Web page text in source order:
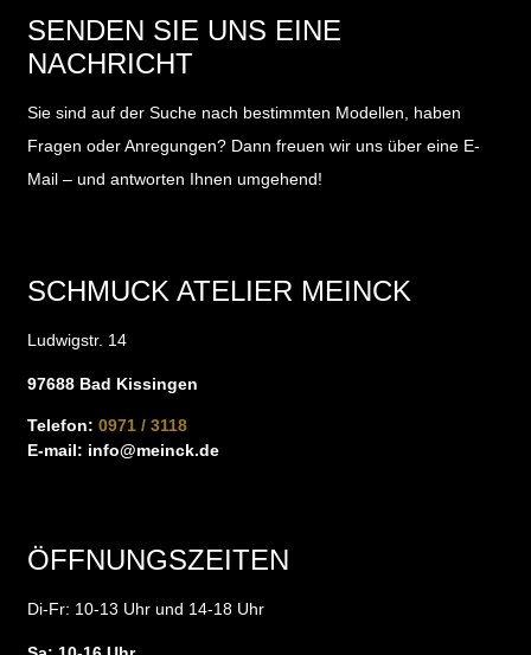
SENDEN SIE UNS EINE
NACHRICHT
Sie sind auf der Suche nach bestimmten Modellen, haben
Fragen oder Anregungen? Dann freuen wir uns über eine E-
Mail – und antworten Ihnen umgehend!
SCHMUCK ATELIER MEINCK
Ludwigstr. 14
97688 Bad Kissingen
Telefon: 0971 / 3118
E-mail: info@meinck.de
ÖFFNUNGSZEITEN
Di-Fr: 10-13 Uhr und 14-18 Uhr